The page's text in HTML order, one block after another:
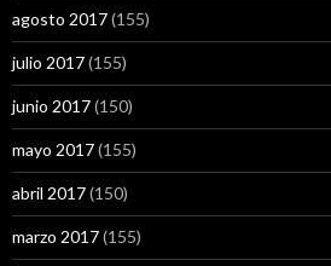
agosto 2017(155)
julio 2017(155)
junio 2017(150)
mayo 2017(155)
abril 2017(150)
marzo 2017(155)